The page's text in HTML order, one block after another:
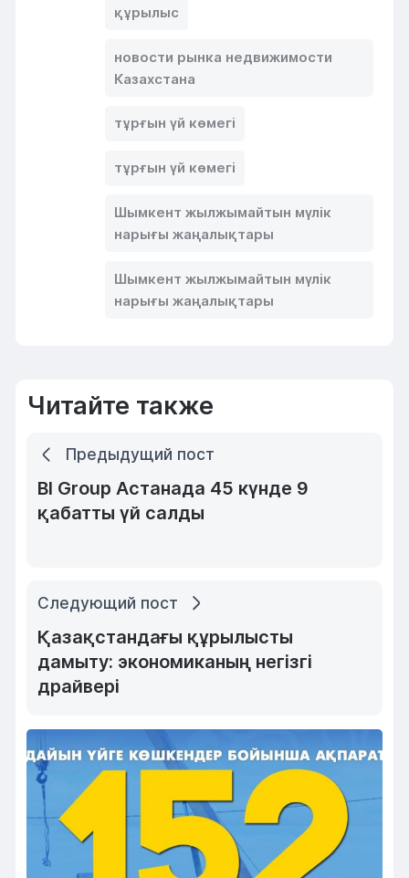
құрылыс
новости рынка недвижимости
Казахстана
тұрғын үй көмегі
тұрғын үй көмегі
Шымкент жылжымайтын мүлік
нарығы жаңалықтары
Шымкент жылжымайтын мүлік
нарығы жаңалықтары
Читайте также
Предыдущий пост
BI Group Астанада 45 күнде 9
қабатты үй салды
Следующий пост
Қазақстандағы құрылысты
дамыту: экономиканың негізгі
драйвері